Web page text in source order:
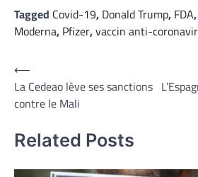
Tagged Covid-19, Donald Trump, FDA,
Moderna, Pfizer,vaccin anti-
Navigation
de
l’article
⟵
La Cedeao lève ses sanctions
contre le Mali
Related Posts